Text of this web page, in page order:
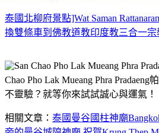
泰國北柳府景點]Wat Saman
換雙條車到佛教道教印度教三合一宗
Chao Pho Lak Mueang Phra
不靈驗？就等你來試試誠心與運氣！
相關文章： 泰國曼谷國柱神廟